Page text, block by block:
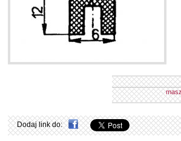
Dodaj link do: